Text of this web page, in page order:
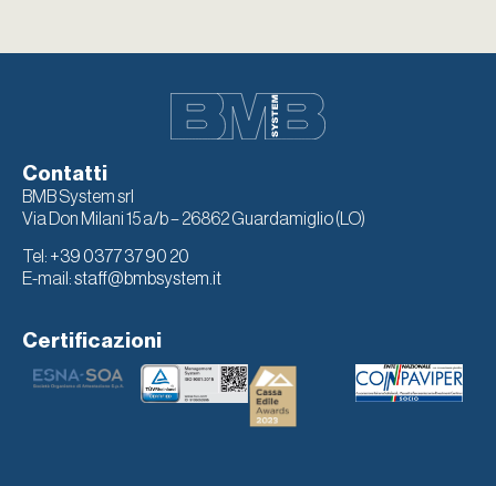
Contatti
BMB System srl
Via Don Milani 15 a/b – 26862 Guardamiglio (LO)
Tel: +39 0377 37 90 20
E-mail:staff@bmbsystem.it
Certificazioni